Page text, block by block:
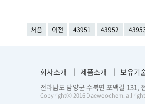
처음 이전 43951 43952
회사소개 제품소개 보유기
전라남도 담양군 수북면 포백길
Copyrightⓒ 2016 Daewoochem. all